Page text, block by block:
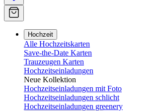
Hochzeit
Alle Hochzeitskarten
Save-the-Date Karten
Trauzeugen Karten
Hochzeitseinladungen
Neue Kollektion
Hochzeitseinladungen mit Foto
Hochzeitseinladungen schlicht
Hochzeitseinladungen greenery